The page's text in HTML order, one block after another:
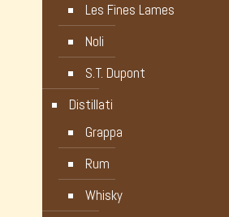
Les Fines Lames
Noli
S.T. Dupont
Distillati
Grappa
Rum
Whisky